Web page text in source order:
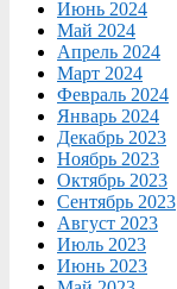
Июнь 2024
Май 2024
Апрель 2024
Март 2024
Февраль 2024
Январь 2024
Декабрь 2023
Ноябрь 2023
Октябрь 2023
Сентябрь 2023
Август 2023
Июль 2023
Июнь 2023